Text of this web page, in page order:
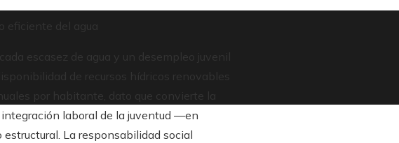
del agua
escasez de agua y un desempleo juvenil
de recursos hídricos renovables
por habitante, dato que convierte la
integración laboral de la juventud —en
La responsabilidad social